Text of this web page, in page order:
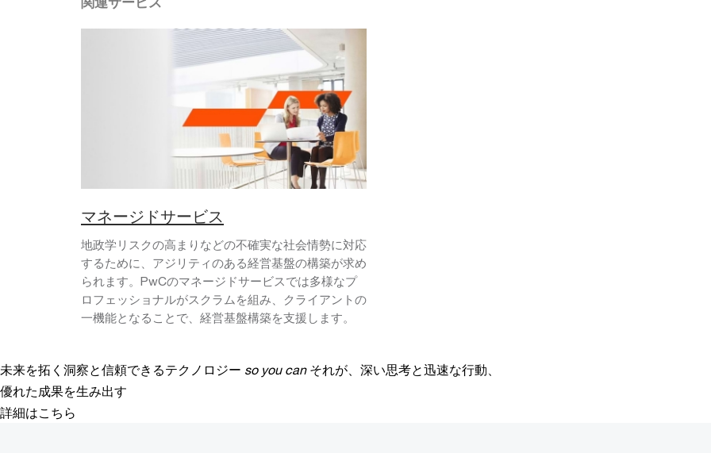
マネージドサービス
地政学リスクの高まりなどの不確実な社会情勢に対応
するために、アジリティのある経営基盤の構築が求め
られます。PwCのマネージドサービスでは多様なプ
ロフェッショナルがスクラムを組み、クライアントの
一機能となることで、経営基盤構築を支援します。
未来を拓く洞察と信頼できるテクノロジー so you can それが、深い思考と迅速な行動、
優れた成果を生み出す
詳細はこちら